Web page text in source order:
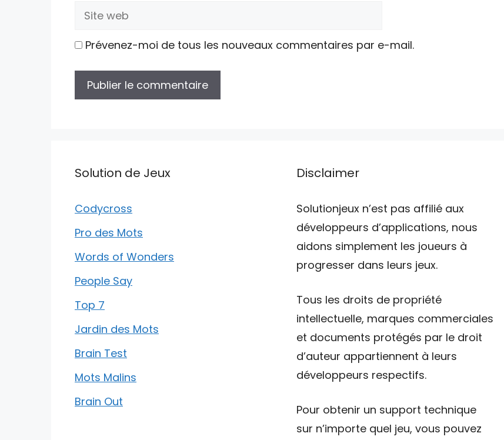
Site
Prévenez-moi de tous les nouveaux commentaires par e-mail.
Solution de Jeux
Codycross
Pro des Mots
Words of Wonders
People Say
Top 7
Jardin des Mots
Brain Test
Mots Malins
Brain Out
Disclaimer
Solutionjeux n’est pas affilié aux
développeurs d’applications, nous
aidons simplement les joueurs à
progresser dans leurs jeux.
Tous les droits de propriété
intellectuelle, marques commerciales
et documents protégés par le droit
d’auteur appartiennent à leurs
développeurs respectifs.
Pour obtenir un support technique
sur n’importe quel jeu, vous pouvez